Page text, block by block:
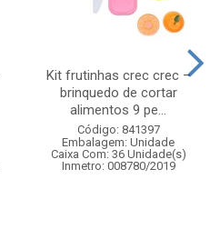
Kit frutinhas crec crec –
brinquedo de cortar
alimentos 9 pe...
Código: 841397
Embalagem: Unidade
Caixa Com: 36 Unidade(s)
Inmetro: 008780/2019